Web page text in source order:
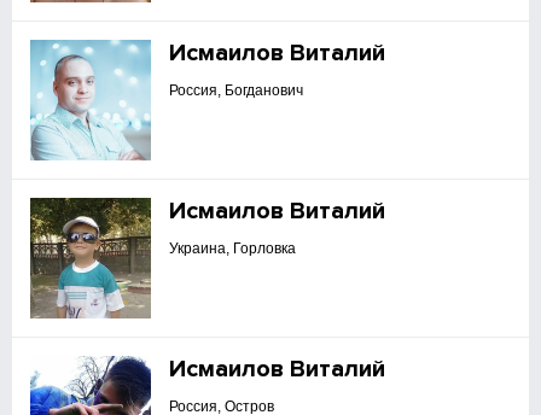
Исмаилов Виталий
Россия, Богданович
Исмаилов Виталий
Украина, Горловка
Исмаилов Виталий
Россия, Остров